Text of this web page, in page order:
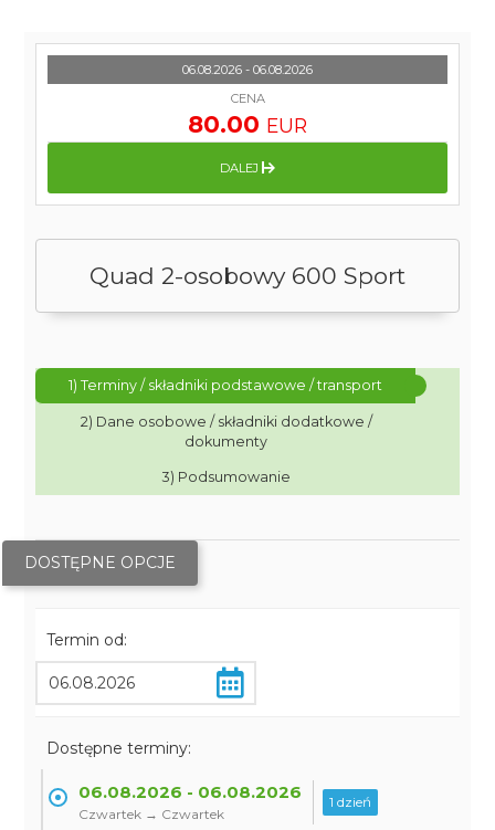
Quad 2-osobowy 600 Sport
1) Terminy / składniki podstawowe / transport
2) Dane osobowe / składniki dodatkowe /
dokumenty
3) Podsumowanie
DOSTĘPNE OPCJE
Termin od:
Dostępne terminy:
06.08.2026 - 06.08.2026
Czwartek → Czwartek
1 dzień
06.08.2026 - 06.08.2026
CENA
80.00 EUR
DALEJ